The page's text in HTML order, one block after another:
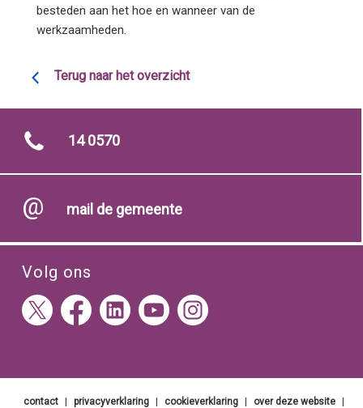
besteden aan het hoe en wanneer van de
werkzaamheden.
Terug naar het overzicht
14 0570
mail de gemeente
Volg ons
contact privacyverklaring cookieverklaring over deze website